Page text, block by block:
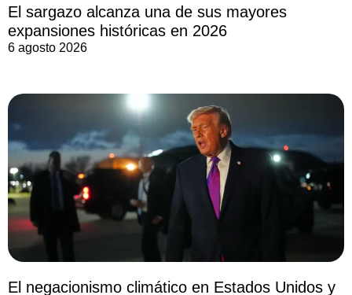
El sargazo alcanza una de sus mayores
expansiones históricas en 2026
6 agosto 2026
El negacionismo climático en Estados Unidos y